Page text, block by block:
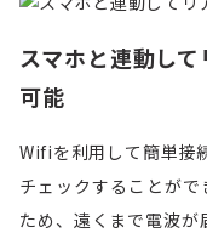
スマホと連動し
可能
Wifiを利用して簡単接
チェックすることが
ため、遠くまで電波